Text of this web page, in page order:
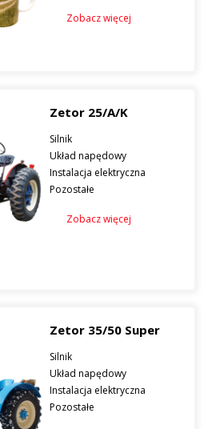
Zobacz więcej
Zetor 25/A/K
Silnik
Układ napędowy
Instalacja elektryczna
Pozostałe
Zobacz więcej
Zetor 35/50 Super
Silnik
Układ napędowy
Instalacja elektryczna
Pozostałe